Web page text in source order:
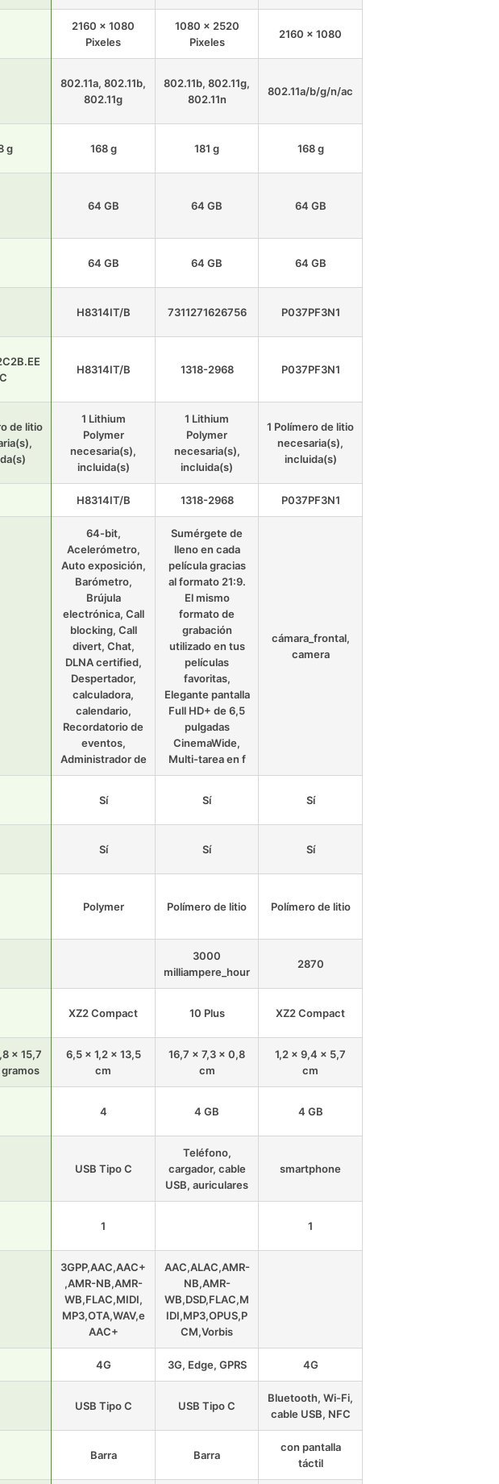
2160 x 1080
Pixeles
1080 x 2520
Pixeles
2160 x 1080
802.11a, 802.11b,
802.11g
802.11b, 802.11g,
802.11n
802.11a/b/g/n/ac
g 168 g 181 g 168 g
64 GB 64 GB 64 GB
64 GB 64 GB 64 GB
H8314IT/B 7311271626756 P037PF3N1
H8314IT/B 1318-2968 P037PF3N1
de litio
1 Lithium
Polymer
necesaria(s),
incluida(s)
1 Lithium
Polymer
necesaria(s),
incluida(s)
1 Polímero de litio
necesaria(s),
incluida(s)
H8314IT/B 1318-2968 P037PF3N1
64-bit,
Acelerómetro,
Auto exposición,
Barómetro,
Brújula
electrónica, Call
blocking, Call
divert, Chat,
DLNA certified,
Despertador,
calculadora,
calendario,
Recordatorio de
eventos,
Administrador de
Sumérgete de
lleno en cada
película gracias
al formato 21:9.
El mismo
formato de
grabación
utilizado en tus
películas
favoritas,
Elegante pantalla
Full HD+ de 6,5
pulgadas
CinemaWide,
Multi-tarea en f
cámara_frontal,
camera
Sí Sí Sí
Sí Sí Sí
Polymer Polímero de litio Polímero de litio
3000
milliampere_hour
2870
XZ2 Compact 10 Plus XZ2 Compact
x 15,7
6,5 x 1,2 x 13,5
cm
16,7 x 7,3 x 0,8
cm
1,2 x 9,4 x 5,7
cm
4 4 GB 4 GB
USB Tipo C
Teléfono,
cargador, cable
USB, auriculares
smartphone
1 1
3GPP,AAC,AAC+
,AMR-NB,AMR-
WB,FLAC,MIDI,
MP3,OTA,WAV,e
AAC+
AAC,ALAC,AMR-
NB,AMR-
WB,DSD,FLAC,M
IDI,MP3,OPUS,P
CM,Vorbis
4G 3G, Edge, GPRS 4G
USB Tipo C USB Tipo C
Bluetooth, Wi-Fi,
cable USB, NFC
Barra Barra
con pantalla
táctil